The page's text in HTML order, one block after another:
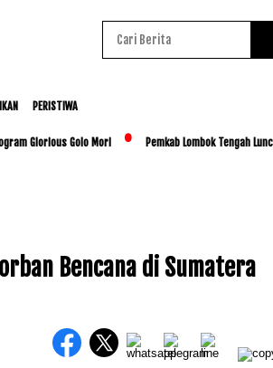
PERISTIWA
Golo Mori Pemkab Lombok Tengah
Bencana di Sumatera